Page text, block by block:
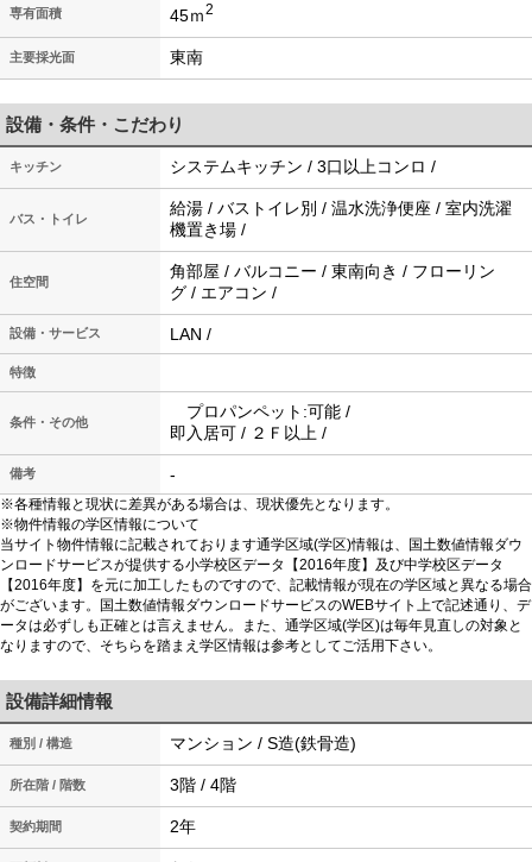
専有面積 45ｍ2
主要採光面 東南
設備・条件・こだわり
キッチン システムキッチン / 3口以上コンロ /
バス・トイレ
給湯 / バストイレ別 / 温水洗浄便座 / 室内洗濯
機置き場 /
住空間
角部屋 / バルコニー / 東南向き / フローリン
グ / エアコン /
設備・サービス LAN /
特徴
条件・その他
プロパンペット:可能 /
即入居可 / ２Ｆ以上 /
備考 -
※各種情報と現状に差異がある場合は、現状優先となります。
※物件情報の学区情報について
当サイト物件情報に記載されております通学区域(学区)情報は、国土数値情報ダウ
ンロードサービスが提供する小学校区データ【2016年度】及び中学校区データ
【2016年度】を元に加工したものですので、記載情報が現在の学区域と異なる場合
がございます。国土数値情報ダウンロードサービスのWEBサイト上で記述通り、デ
ータは必ずしも正確とは言えません。また、通学区域(学区)は毎年見直しの対象と
なりますので、そちらを踏まえ学区情報は参考としてご活用下さい。
設備詳細情報
種別 / 構造 マンション / S造(鉄骨造)
所在階 / 階数 3階 / 4階
契約期間 2年